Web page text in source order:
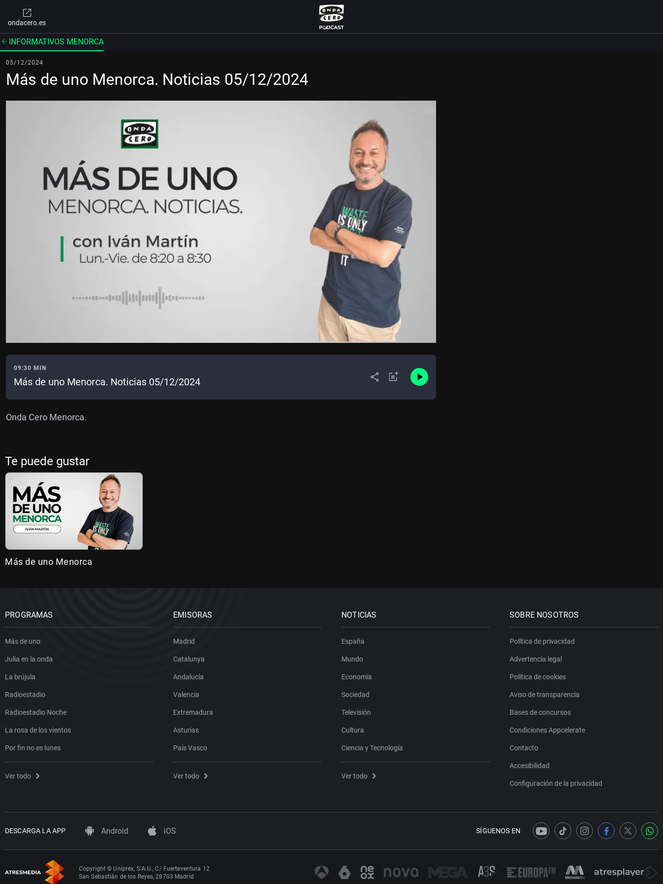
ondacero.es
INFORMATIVOS MENORCA
05/12/2024
Más de uno Menorca. Noticias 05/12/2024
09:30 MIN
Más de uno Menorca. Noticias 05/12/2024
Onda Cero Menorca.
Te puede gustar
Más de uno Menorca
PROGRAMAS
Más de uno
Julia en la onda
La brújula
Radioestadio
Radioestadio Noche
La rosa de los vientos
Por fin no es lunes
Ver todo
EMISORAS
Madrid
Catalunya
Andalucía
Valencia
Extremadura
Asturias
País Vasco
Ver todo
NOTICIAS
España
Mundo
Economía
Sociedad
Televisión
Cultura
Ciencia y Tecnología
Ver todo
SOBRE NOSOTROS
Política de privacidad
Advertencia legal
Política de cookies
Aviso de transparencia
Bases de concursos
Condiciones Appcelerate
Contacto
Accesibilidad
Configuración de la privacidad
DESCARGA LA APP Android iOS SÍGUENOS EN
Copyright © Uniprex, S.A.U., C/ Fuerteventura 12
San Sebastián de los Reyes, 28703 Madrid